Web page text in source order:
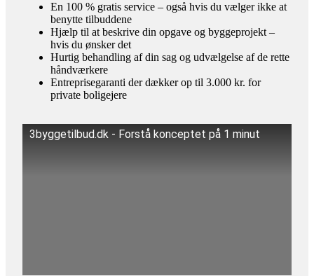
En 100 % gratis service – også hvis du vælger ikke at
benytte tilbuddene
Hjælp til at beskrive din opgave og byggeprojekt –
hvis du ønsker det
Hurtig behandling af din sag og udvælgelse af de rette
håndværkere
Entreprisegaranti der dækker op til 3.000 kr. for
private boligejere
3byggetilbud.dk - Forstå konceptet på 1 minut